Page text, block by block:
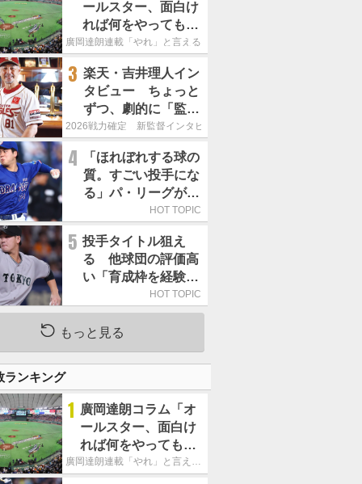
ールスター、面白け
れば何をやってもい
いという発想は大間
廣岡達朗連載「やれ」と言える信念
3 楽天・吉井理人イン
タビュー ちょっと
ずつ、劇的に「監督
が代わると何もかも
は、チームにとって
良くないことなんで
す」
2026戦力確定 新監督インタビュー
4
「ほれぼれする球の
質。すごい投手にな
る」パ・リーグが驚
いた「中日の左腕」
HOT TOPIC
5 投手タイトル狙え
る 他球団の評価高
い「育成枠を経験し
た巨人の左腕」は
HOT TOPIC
もっと見る
ランキング
1 廣岡達朗コラム「オ
ールスター、面白け
れば何をやってもい
いという発想は大間廣岡達朗連載「やれ」と言える信念